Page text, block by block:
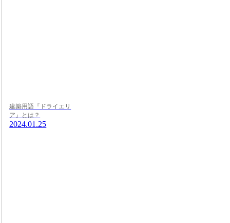
建築用語『ドライエリ
ア』とは？
2024.01.25